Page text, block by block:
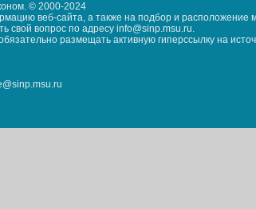
© 2000-2024
веб-сайта, а также на подбор и
свой вопрос по адресу info@sinp.msu.ru.
размещать активную гиперссылку на